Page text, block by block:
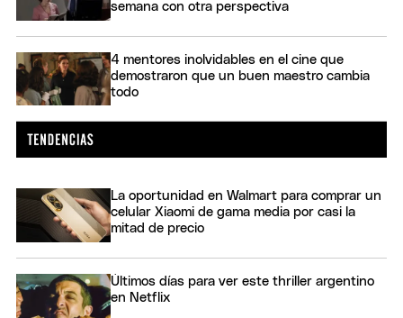
semana con otra perspectiva
4 mentores inolvidables en el cine que
demostraron que un buen maestro cambia
todo
La oportunidad en Walmart para comprar un
celular Xiaomi de gama media por casi la
mitad de precio
Últimos días para ver este thriller argentino
en Netflix